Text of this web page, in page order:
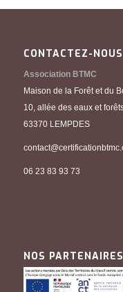
CONTACTEZ-NOUS
Association BTMC
Maison de la Forêt et du
10, allée des eaux et
63370 LEMPDES
06 23 83 93 73
NOS